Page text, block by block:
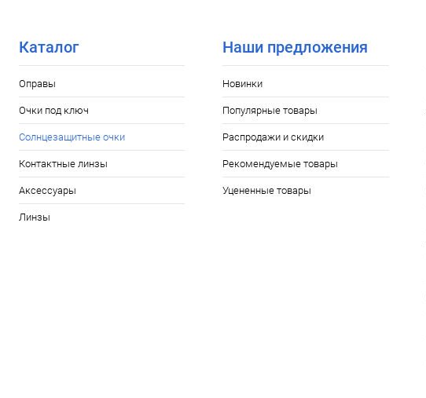
Каталог
Оправы
Очки под ключ
Солнцезащитные очки
Контактные линзы
Аксессуары
Линзы
Наши предложения
Новинки
Популярные товары
Распродажи и скидки
Рекомендуемые товары
Уцененные товары